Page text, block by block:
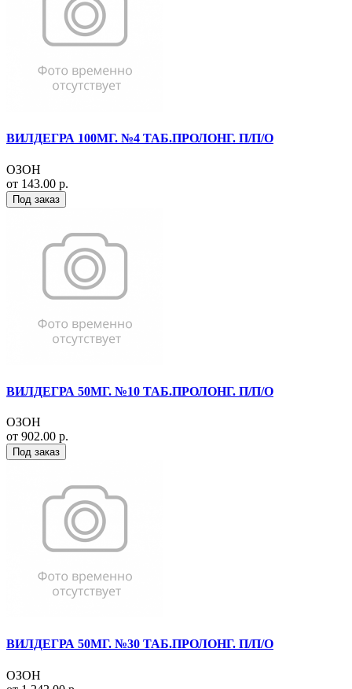
ВИЛДЕГРА 100МГ. №4 ТАБ.ПРОЛОНГ. П/П/О
ОЗОН
от 143.00 р.
Под заказ
ВИЛДЕГРА 50МГ. №10 ТАБ.ПРОЛОНГ. П/П/О
ОЗОН
от 902.00 р.
Под заказ
ВИЛДЕГРА 50МГ. №30 ТАБ.ПРОЛОНГ. П/П/О
ОЗОН